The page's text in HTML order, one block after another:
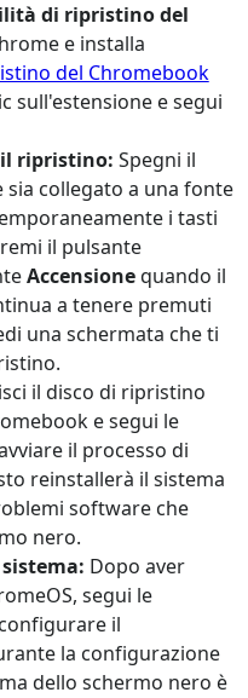
di ripristino del
e installa
del Chromebook
sull'estensione e segui
il ripristino: Spegni il
sia collegato a una fonte
i tasti
il pulsante
Accensionequando il
a tenere premuti
una schermata che ti
il disco di ripristino
e segui le
il processo di
reinstallerà il sistema
software che
nero.
Dopo aver
segui le
il
la configurazione
dello schermo nero è